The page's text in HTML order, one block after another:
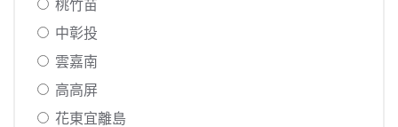
桃竹苗
中彰投
雲嘉南
高高屏
花東宜離島